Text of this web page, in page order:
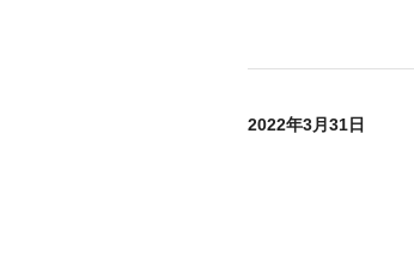
2022年3月31日